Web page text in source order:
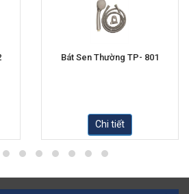
Bát Sen Thường TP- 801
Chi tiết